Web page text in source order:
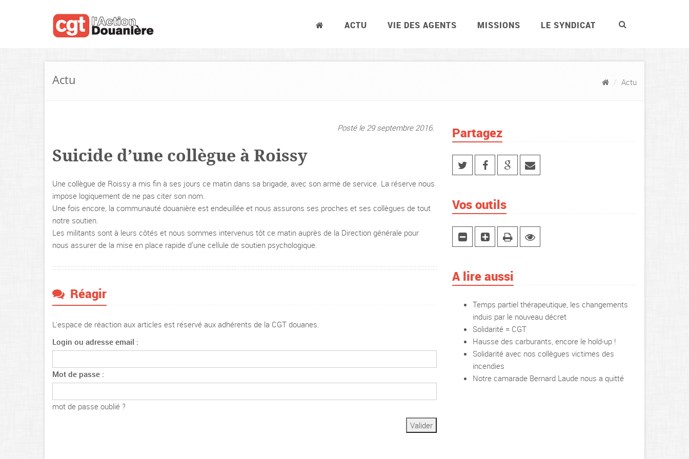
ACTU VIE DES AGENTS MISSIONS LE SYNDICAT
Actu Actu
Posté le 29 septembre 2016.
Suicide d’une collègue à Roissy
Une collègue de Roissy a mis fin à ses jours ce matin dans sa brigade, avec son arme de service. La réserve nous
impose logiquement de ne pas citer son nom.
Une fois encore, la communauté douanière est endeuillée et nous assurons ses proches et ses collègues de tout
notre soutien.
Les militants sont à leurs côtés et nous sommes intervenus tôt ce matin auprès de la Direction générale pour
nous assurer de la mise en place rapide d’une cellule de soutien psychologique.
Réagir
L'espace de réaction aux articles est réservé aux adhérents de la CGT douanes.
Login ou adresse email :
Mot de passe :
mot de passe oublié ?
Partagez
Vos outils
A lire aussi
Temps partiel thérapeutique, les changements
induis par le nouveau décret
Solidarité = CGT
Hausse des carburants, encore le hold-up !
Solidarité avec nos collègues victimes des
incendies
Notre camarade Bernard Laude nous a quitté